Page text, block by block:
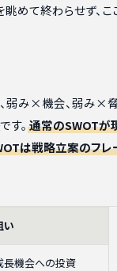
めて終わらせず、
弱み×機会、弱み×
す。 通常のSWOTが
は戦略立案のフレ
い
長機会への投資